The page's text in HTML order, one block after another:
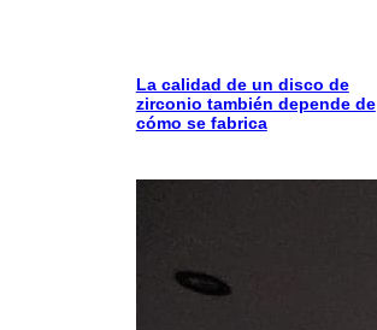
La calidad de un disco de
zirconio también depende de
cómo se fabrica